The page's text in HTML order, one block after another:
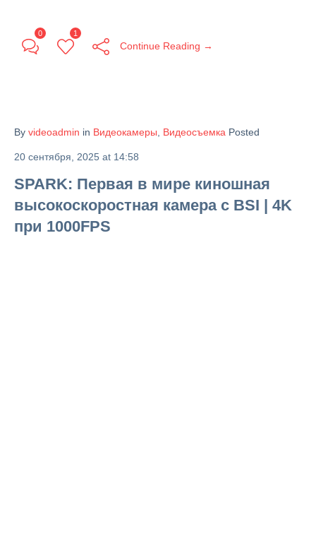
0 1
Continue Reading →
By videoadmin in Видеокамеры Видеосъемка Posted
20 сентября, 2025 at 14:58
SPARK: Первая в мире киношная
высокоскоростная камера с BSI | 4K
при 1000FPS